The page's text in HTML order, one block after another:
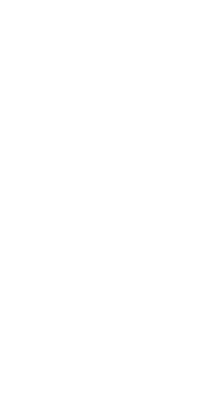
moins souvent malades
des petits malades, selon qu'ils sont suivis par un